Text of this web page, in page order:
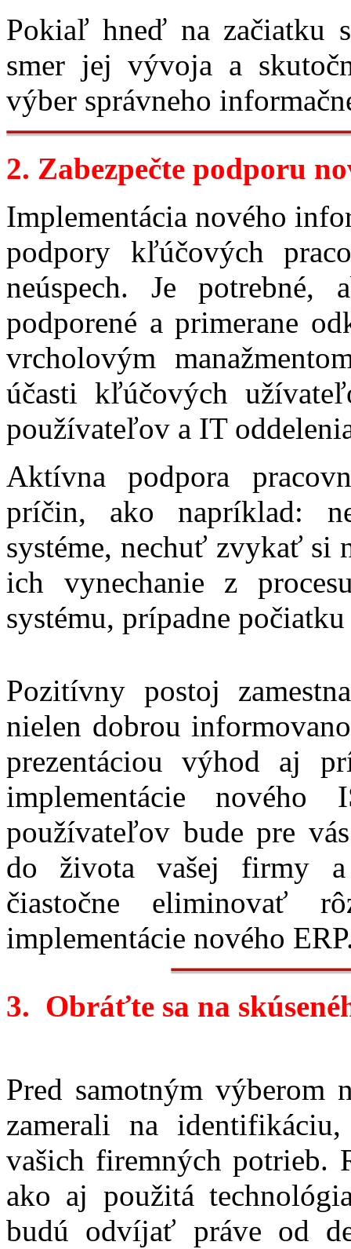
Pokiaľ hneď na začiatku
smer jej vývoja a
výber správneho
2. Zabezpečte podporu
Implementácia nového
podpory kľúčových
neúspech. Je
podporené a primerane
vrcholovým
účasti kľúčových
používateľov a IT
Aktívna podpora
príčin, ako napríklad:
systéme, nechuť zvykať si
ich vynechanie z
systému, prípadne
Pozitívny postoj
nielen dobrou
prezentáciou výhod aj
implementácie
používateľov bude pre
do života vašej firmy a
čiastočne eliminovať
implementácie nového
3. Obráťte sa na
Pred samotným výberom
zamerali na
vašich firemných potrieb.
ako aj použitá
budú odvíjať práve od